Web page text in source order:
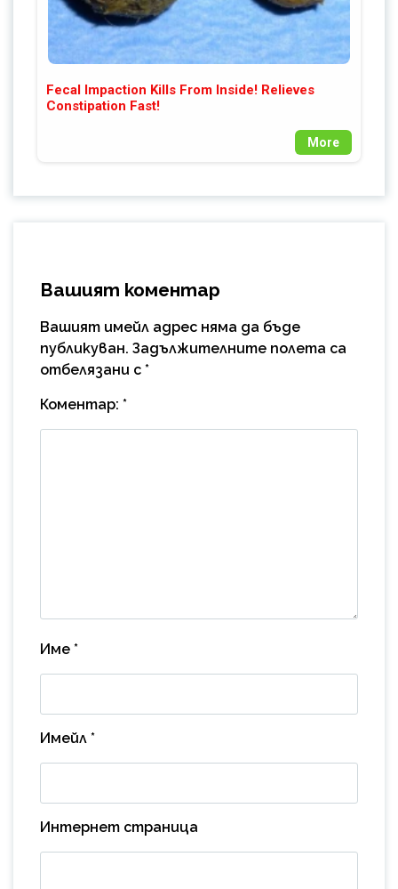
Fecal Impaction Kills From Inside! Relieves
Constipation Fast!
More
Вашият коментар
Вашият имейл адрес няма да бъде
публикуван. Задължителните полета са
отбелязани с *
Коментар: *
Име *
Имейл *
Интернет страница